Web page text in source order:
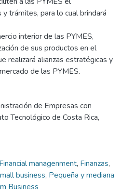
trámites, para lo cual brindará
interior de las PYMES,
de sus productos en el
realizará alianzas estratégicas y
de las PYMES.
de Empresas con
Tecnológico de Costa Rica,
Financial managenment, Finanzas,
business, Pequeña y mediana
Business